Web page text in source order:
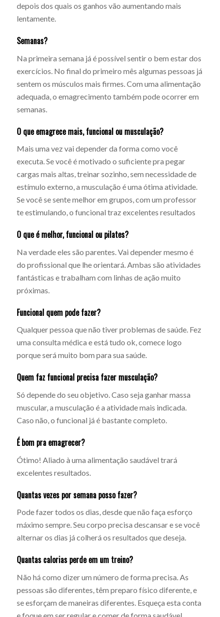
depois dos quais os ganhos vão aumentando mais
lentamente.
Semanas?
Na primeira semana já é possível sentir o bem estar dos
exercícios. No final do primeiro mês algumas pessoas já
sentem os músculos mais firmes. Com uma alimentação
adequada, o emagrecimento também pode ocorrer em
semanas.
O que emagrece mais, funcional ou musculação?
Mais uma vez vai depender da forma como você
executa. Se você é motivado o suficiente pra pegar
cargas mais altas, treinar sozinho, sem necessidade de
estímulo externo, a musculação é uma ótima atividade.
Se você se sente melhor em grupos, com um professor
te estimulando, o funcional traz excelentes resultados
O que é melhor, funcional ou pilates?
Na verdade eles são parentes. Vai depender mesmo é
do profissional que lhe orientará. Ambas são atividades
fantásticas e trabalham com linhas de ação muito
próximas.
Funcional quem pode fazer?
Qualquer pessoa que não tiver problemas de saúde. Fez
uma consulta médica e está tudo ok, comece logo
porque será muito bom para sua saúde.
Quem faz funcional precisa fazer musculação?
Só depende do seu objetivo. Caso seja ganhar massa
muscular, a musculação é a atividade mais indicada.
Caso não, o funcional já é bastante completo.
É bom pra emagrecer?
Ótimo! Aliado à uma alimentação saudável trará
excelentes resultados.
Quantas vezes por semana posso fazer?
Pode fazer todos os dias, desde que não faça esforço
máximo sempre. Seu corpo precisa descansar e se você
alternar os dias já colherá os resultados que deseja.
Quantas calorias perde em um treino?
Não há como dizer um número de forma precisa. As
pessoas são diferentes, têm preparo físico diferente, e
se esforçam de maneiras diferentes. Esqueça esta conta
e foque em ser regular e comer de forma saudável.